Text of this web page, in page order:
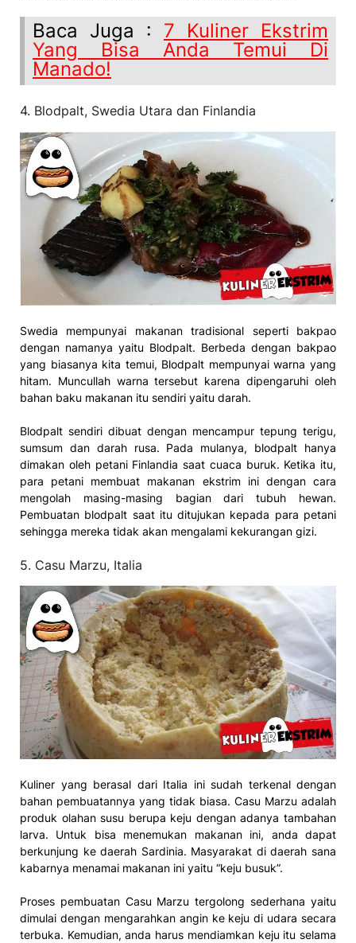
Baca Juga : 7 Kuliner Ekstrim
Yang Bisa Anda Temui Di
Manado!
4. Blodpalt, Swedia Utara dan Finlandia
Swedia mempunyai makanan tradisional seperti bakpao
dengan namanya yaitu Blodpalt. Berbeda dengan bakpao
yang biasanya kita temui, Blodpalt mempunyai warna yang
hitam. Muncullah warna tersebut karena dipengaruhi oleh
bahan baku makanan itu sendiri yaitu darah.
Blodpalt sendiri dibuat dengan mencampur tepung terigu,
sumsum dan darah rusa. Pada mulanya, blodpalt hanya
dimakan oleh petani Finlandia saat cuaca buruk. Ketika itu,
para petani membuat makanan ekstrim ini dengan cara
mengolah masing-masing bagian dari tubuh hewan.
Pembuatan blodpalt saat itu ditujukan kepada para petani
sehingga mereka tidak akan mengalami kekurangan gizi.
5. Casu Marzu, Italia
Kuliner yang berasal dari Italia ini sudah terkenal dengan
bahan pembuatannya yang tidak biasa. Casu Marzu adalah
produk olahan susu berupa keju dengan adanya tambahan
larva. Untuk bisa menemukan makanan ini, anda dapat
berkunjung ke daerah Sardinia. Masyarakat di daerah sana
kabarnya menamai makanan ini yaitu “keju busuk”.
Proses pembuatan Casu Marzu tergolong sederhana yaitu
dimulai dengan mengarahkan angin ke keju di udara secara
terbuka. Kemudian, anda harus mendiamkan keju itu selama